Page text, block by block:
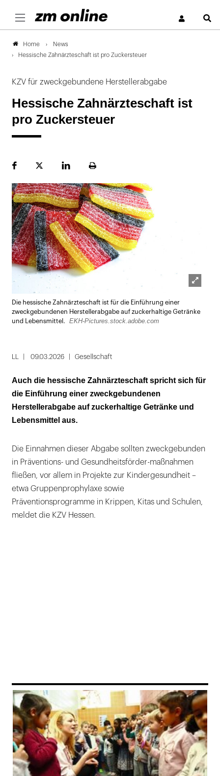
Home
News
Hessische Zahnärzteschaft ist pro Zuckersteuer
KZV für zweckgebundene Herstellerabgabe
Hessische Zahnärzteschaft ist
pro Zuckersteuer
FacebookPlattformLinekdInSeite
Die hessische Zahnärzteschaft ist für die Einführung einer
zweckgebundenen Herstellerabgabe auf zuckerhaltige Getränke
und Lebensmittel.
EKH-Pictures.stock.adobe.com
09.03.2026 Gesellschaft
Auch die hessische Zahnärzteschaft spricht sich für
die Einführung einer zweckgebundenen
Herstellerabgabe auf zuckerhaltige Getränke und
Lebensmittel aus.
Die Einnahmen dieser Abgabe sollten zweckgebunden
in Präventions- und Gesundheitsförder-maßnahmen
fließen, vor allem in Projekte zur Kindergesundheit –
etwa Gruppenprophylaxe sowie
Präventionsprogramme in Krippen, Kitas und Schulen,
meldet die KZV Hessen.
169